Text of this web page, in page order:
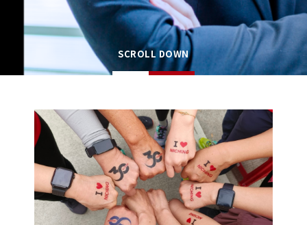
NICHING YOUR
FUTURE
让未来更美好
SCROLL DOWN